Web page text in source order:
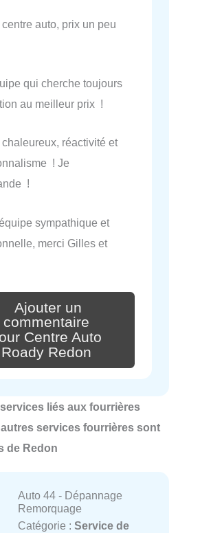
auto, prix un peu
qui cherche toujours
au meilleur prix !
réactivité et
! Je
!
sympathique et
merci Gilles et
Ajouter un
commentaire
Centre Auto
Roady Redon
liés aux fourrières
services fourrières sont
de Redon
Auto 44 - Dépannage
Remorquage
Catégorie : Service de